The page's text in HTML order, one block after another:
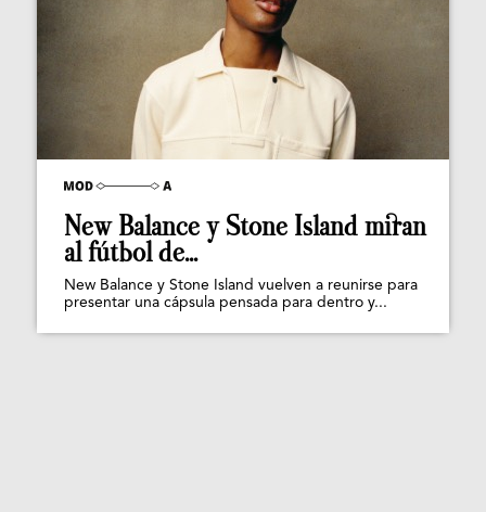
New Balance y Stone Island miran
al fútbol de...
New Balance y Stone Island vuelven a reunirse para
presentar una cápsula pensada para dentro y...